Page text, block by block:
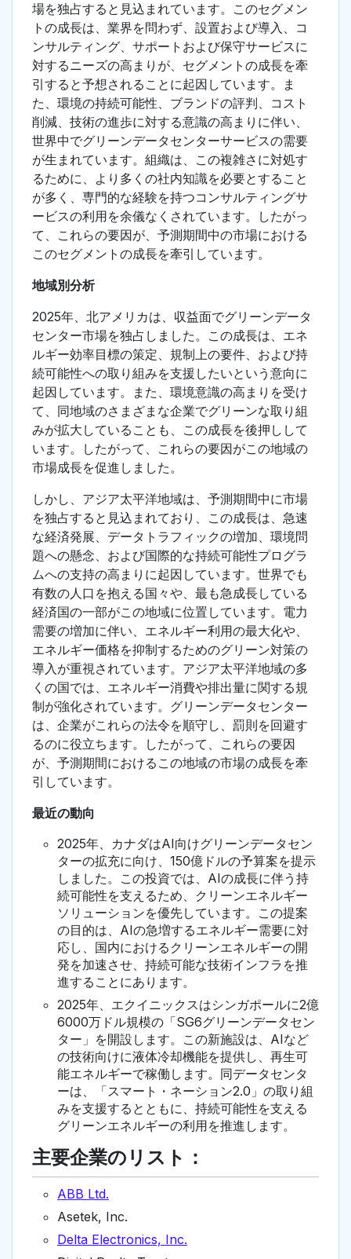
場を独占すると見込まれています。このセグメン
トの成長は、業界を問わず、設置および導入、コ
ンサルティング、サポートおよび保守サービスに
対するニーズの高まりが、セグメントの成長を牽
引すると予想されることに起因しています。ま
た、環境の持続可能性、ブランドの評判、コスト
削減、技術の進歩に対する意識の高まりに伴い、
世界中でグリーンデータセンターサービスの需要
が生まれています。組織は、この複雑さに対処す
るために、より多くの社内知識を必要とすること
が多く、専門的な経験を持つコンサルティングサ
ービスの利用を余儀なくされています。したがっ
て、これらの要因が、予測期間中の市場における
このセグメントの成長を牽引しています。
地域別分析
2025年、北アメリカは、収益面でグリーンデータ
センター市場を独占しました。この成長は、エネ
ルギー効率目標の策定、規制上の要件、および持
続可能性への取り組みを支援したいという意向に
起因しています。また、環境意識の高まりを受け
て、同地域のさまざまな企業でグリーンな取り組
みが拡大していることも、この成長を後押しして
います。したがって、これらの要因がこの地域の
市場成長を促進しました。
しかし、アジア太平洋地域は、予測期間中に市場
を独占すると見込まれており、この成長は、急速
な経済発展、データトラフィックの増加、環境問
題への懸念、および国際的な持続可能性プログラ
ムへの支持の高まりに起因しています。世界でも
有数の人口を抱える国々や、最も急成長している
経済国の一部がこの地域に位置しています。電力
需要の増加に伴い、エネルギー利用の最大化や、
エネルギー価格を抑制するためのグリーン対策の
導入が重視されています。アジア太平洋地域の多
くの国では、エネルギー消費や排出量に関する規
制が強化されています。グリーンデータセンター
は、企業がこれらの法令を順守し、罰則を回避す
るのに役立ちます。したがって、これらの要因
が、予測期間におけるこの地域の市場の成長を牽
引しています。
最近の動向
2025年、カナダはAI向けグリーンデータセン
ターの拡充に向け、150億ドルの予算案を提示
しました。この投資では、AIの成長に伴う持
続可能性を支えるため、クリーンエネルギー
ソリューションを優先しています。この提案
の目的は、AIの急増するエネルギー需要に対
応し、国内におけるクリーンエネルギーの開
発を加速させ、持続可能な技術インフラを推
進することにあります。
2025年、エクイニックスはシンガポールに2億
6000万ドル規模の「SG6グリーンデータセン
ター」を開設します。この新施設は、AIなど
の技術向けに液体冷却機能を提供し、再生可
能エネルギーで稼働します。同データセンタ
ーは、「スマート・ネーション2.0」の取り組
みを支援するとともに、持続可能性を支える
グリーンエネルギーの利用を推進します。
主要企業のリスト：
ABB Ltd.
Asetek, Inc.
Delta Electronics, Inc.